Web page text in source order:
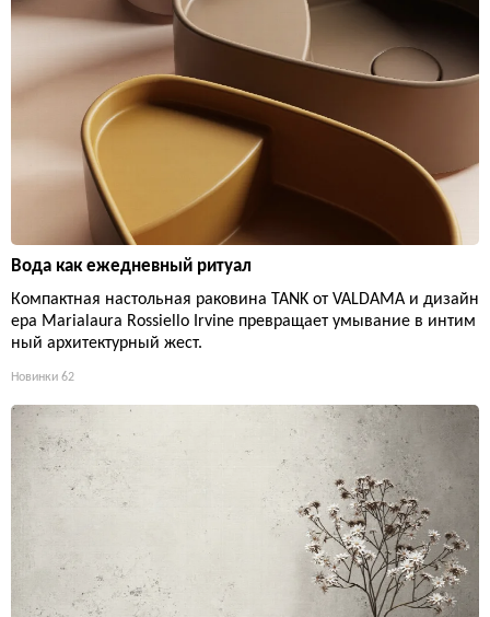
Вода как ежедневный ритуал
Компактная настольная раковина TANK от VALDAMA и дизайн
ера Marialaura Rossiello Irvine превращает умывание в интим
ный архитектурный жест.
Новинки 62